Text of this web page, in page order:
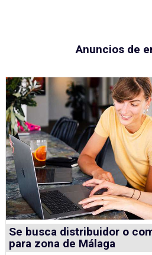
Anuncios de
Se busca distribuidor o
para zona de Málaga